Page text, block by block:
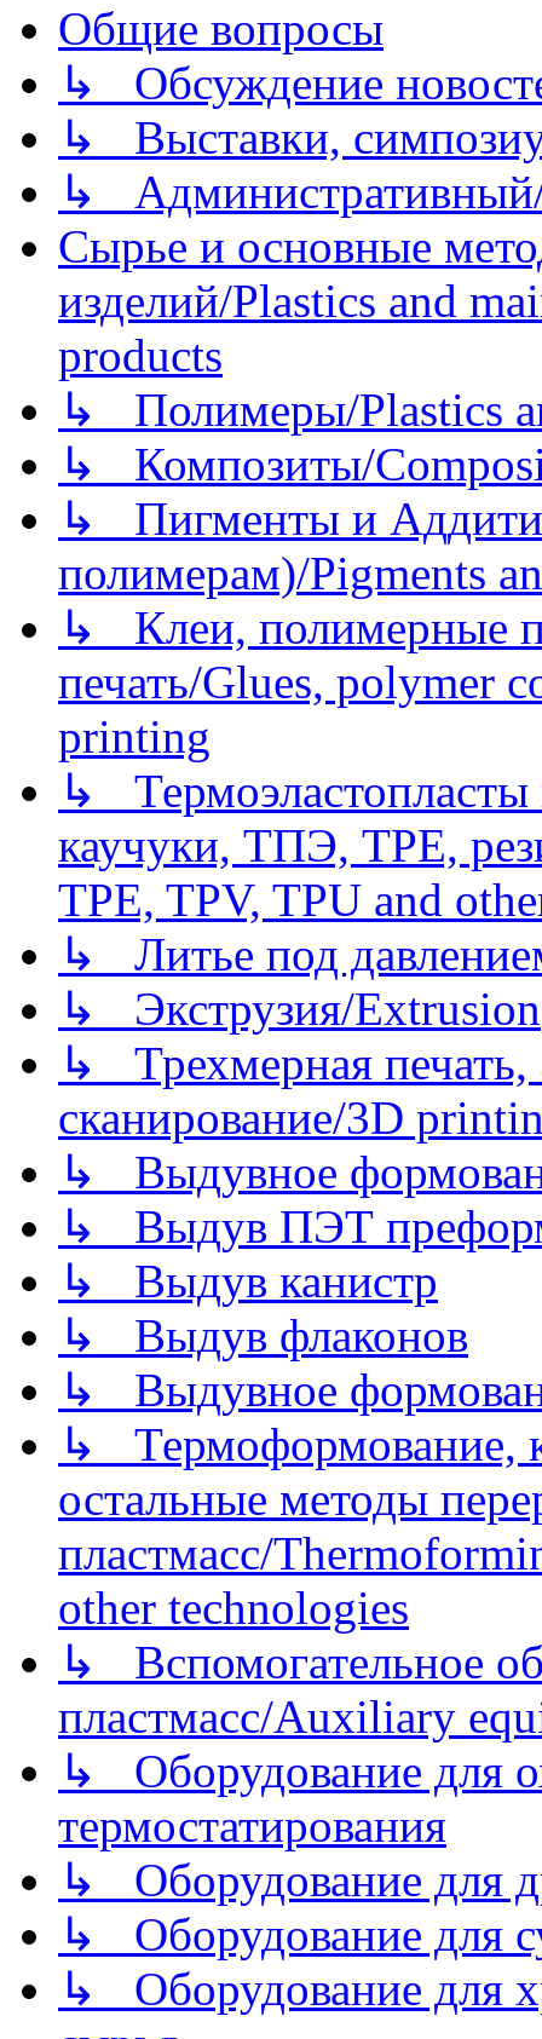
Общие вопросы
↳ Обсуждение
↳ Выставки,
↳
Сырье и основные
изделий/Plastics and
products
↳ Полимеры/Plastics
↳ Композиты/
↳ Пигменты и
полимерам)/Pigments
↳ Клеи, полимерные
печать/Glues, polymer
printing
↳
каучуки, ТПЭ, TPE,
TPE, TPV, TPU and
↳ Литье под
↳ Экструзия/Extrusion
↳ Трехмерная
сканирование/3D
↳ Выдувное
↳ Выдув ПЭТ
↳ Выдув канистр
↳ Выдув флаконов
↳ Выдувное
↳ Термоформование,
остальные методы
пластмасс/
other technologies
↳ Вспомогательное
пластмасс/Auxiliary
↳ Оборудование для
термостатирования
↳ Оборудование для
↳ Оборудование для
↳ Оборудование для